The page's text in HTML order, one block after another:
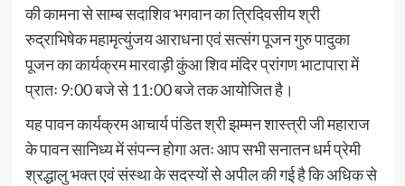
की कामना से साम्ब सदाशिव भगवान का त्रिदिवसीय श्री
रुद्राभिषेक महामृत्युंजय आराधना एवं सत्संग पूजन गुरु पादुका
पूजन का कार्यक्रम मारवाड़ी कुंआ शिव मंदिर प्रांगण भाटापारा में
प्रातः 9:00 बजे से 11:00 बजे तक आयोजित है।
यह पावन कार्यक्रम आचार्य पंडित श्री झम्मन शास्त्री जी महाराज
के पावन सानिध्य में संपन्न होगा अतः आप सभी सनातन धर्म प्रेमी
श्रद्धालु भक्त एवं संस्था के सदस्यों से अपील की गई है कि अधिक से